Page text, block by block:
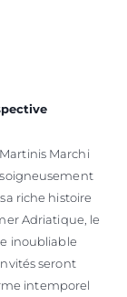
Marchi
riche histoire
Adriatique, le
inoubliable
seront
intemporel